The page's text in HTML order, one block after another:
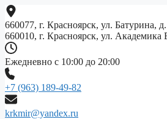
Перейти
к
содержимому
660077, г. Красноярск, ул. Батурина,
660010, г. Красноярск, ул. Академика
Ежедневно с 10:00 до 20:00
+7 (963) 189-49-82
krkmir@yandex.ru